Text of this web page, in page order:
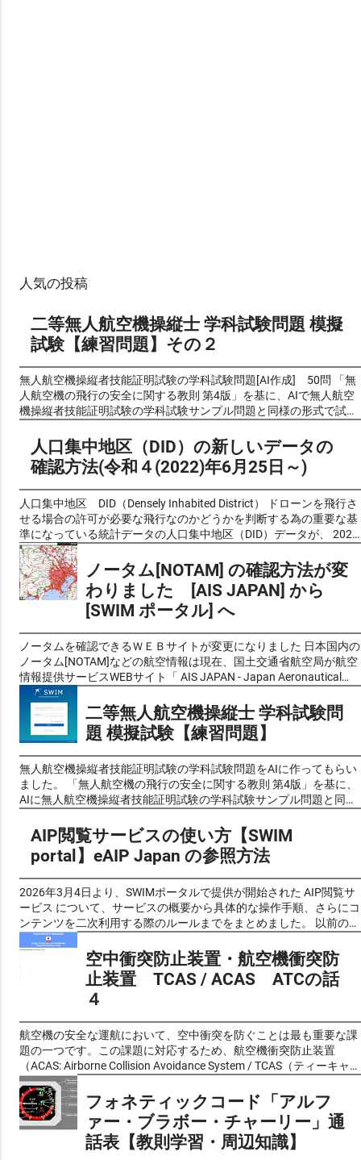
人気の投稿
二等無人航空機操縦士 学科試験問題 模擬
試験【練習問題】その２
無人航空機操縦者技能証明試験の学科試験問題[AI作成] 50問 「無
人航空機の飛行の安全に関する教則 第4版」を基に、AIで無人航空
機操縦者技能証明試験の学科試験サンプル問題と同様の形式で試験
が好評でしたので、第2弾を作成しました。 リクエストいただきま
したので、 新たに 第3弾 を公開しています。 これらの問題は過去
の出題問題や予想問題ではなく、実際の学科試験と同じく教則の内
容からAIが自動生成したものです。問題の正確性についてはAIによ
る生成後に人的チェックも加えて可能な限り確認しております が、
完全性を保証するものではありません ので、あらかじめご了承くだ
さい。（問題に不備がありましたら 問い合わせフォーム よりご一
報いただければ幸いです。） 最新の無人航空機の飛行の安全に関す
る教則 新しくできた無人航空機操縦者技能証明の制度で「一等無人
航空機操縦士」「二等無人航空機操縦士」の国家試験の学科の教科
書の基になるものです。この教則の内容や範囲から試験問題も作ら
れるています。 令和7年(2025年)2月1日に改訂された、 無人航空機
人航空機の飛行の安全に関する教則（第４版）
https://www.mlit.go.jp/koku/content/001860311.pdf ！注意！：無
人航空機操縦者 技能証明 学科試験の試験問題は2025年4月17日よ
り、第４版をもとに作成されるようになりました。 無⼈航空機操縦
士の学科試験の受験の為の学習資料としてのご利用 は下記の 最新
版「第４版」 をご覧ください。 「無人航空機の飛行の安全に関す
る教則」（第４版）令和７年(2025年)２月１日 【教則学習】 学科
機の飛行の安全に関する教則 第４版 [読み上げ]
https://youtu.be/BOb9h2-Ylgg 無人航空機の飛行の安全に関する教
則 第４版 読み上げ動画
https://www.nomanfrg.com/2025/06/instr4mov.html 無人航空機操
縦士 学科試験のサンプル問題も公開されていますので、一等、二
等無人航空機操縦士 学科試験 ...
人口集中地区（DID）の新しいデータの
確認方法(令和４(2022)年6月25日～)
人口集中地区 DID（Densely Inhabited District） ドローンを飛行さ
せる場合の許可が必要な飛行なのかどうかを判断する為の重要な基
準になっている統計データの人口集中地区（DID）データが、 2022
年6月25日から これまで利用していた平成27年版から、新しい 令和
2年版 に、変更になりました。 これまで人口集中地区でなかった場
所でも新たに人口集中地区とされている場合や、逆にこれまでDID
地区であった場所でも除外されている場所など、変更されている場
合があるので注意が必要です。 日本の国勢調査において設定される
頭文字を取って「DID」とも呼ばれています。 市区町村の区域内で
人口密度が4,000人/ km² 以上の基本単位区（平成2年（1990年）以
前は調査区）が互いに隣接して人口が5,000人以上となる地区に設
定されます。ただし、空港、港湾、工業地帯、公園など都市的傾向
の強い基本単位区は人口密度が低くても人口集中地区に含まれてい
ます。都市的地域と農村的地域の区分けや、狭義の都市としての市
街地の規模を示す指標として使用されます。 令和2年の国勢調査の
地図」、および政府統計の総合窓口が提供している、「地図で見る
統計（jSTAT MAP）」を利用して確認可能です。 情報の内容はは同
じですので使いやすいお好みの物を利用すると良いと思います。 国
土地理院 地理院地図 人口集中地区令和２年 (総務省統計局) e-Stat
政府統計の総合窓口 地図で見る統計 (jSTAT MAP) 国土地理院 地理
院地図 人口集中地区令和２年（総務省統計局） 確認方法 人口
集中地区令和２年 (総務省統計局) 国土地理院 地理院地図 人口
ノータム[NOTAM] の確認方法が変
わりました [AIS JAPAN] から
[SWIM ポータル] へ
ノータムを確認できるＷＥＢサイトが変更になりました 日本国内の
ノータム[NOTAM]などの航空情報は現在、国土交通省航空局が航空
情報提供サービスWEBサイト「 AIS JAPAN - Japan Aeronautical
Information Service Center」 https://aisjapan.mlit.go.jp/ で公開し
ています。このサービスは、 無料で利用できますが、ユーザー登録
とログインが必要となっています。 しかし、 令和7(2025)年1月10
日より 、新しい航空情報共有基盤「 SWIM （System-Wide
Information Management）」 https://top.swim.mlit.go.jp/swim/ の
運用（登録）が開始されることに伴い、現行のAIS-JAPAN（Web)は
2025年2月10日に新サービス開始 と共に完全に廃止され、新しい
SWIM（スイム）ポータルによる情報サービスへと移行します。現
SWIM（スイム）ポータルへの登録が必要 となります。このSWIM
サービスの利用について、当面の間、航空関係者（運航者、空港管
理者、官公庁等）による利用とし、一般の方の利用は想定していま
せん。と記載されています。 最新のお知らせ 「【重要なお知ら
せ】SWIMによる情報サービスの提供開始について」にてご案内し
ておりましたとおり、以下の情報サービスについて2026年4月21日
9:00（日本時間）より提供を開始いたしました。 ＜提供を開始し
た情報サービス＞ １．デジタルノータム配信サービス（標準審査期
間／2週間程度） ２．AIPデータ配信サービス（標準審査期間／2週
間程度） ３．ATIS情報配信サービス（標準審査期間／2週間程度）
４．ATIS情報リクエストサービス（Web API：標準審査期間／2週間
程度、ブラウザ：利用審査なし） ５．C-PIREP登録サービス（標準
査期間／2週間程度） ７．C-PIREP配信サービス（標準審査期間／2
週間程度） ８．気象情報配信サービス（標準審査期間／2週間程
度） ９．PKGリクエストサービス（標準審査期間／2週間程度） な
お、今回提供...
二等無人航空機操縦士 学科試験問
題 模擬試験【練習問題】
無人航空機操縦者技能証明試験の学科試験問題をAIに作ってもらい
ました。 「無人航空機の飛行の安全に関する教則 第4版」を基に、
AIに無人航空機操縦者技能証明試験の学科試験サンプル問題と同様
は過去の出題問題や予想問題ではなく、実際の学科試験と同じく教
則の内容からAIが自動生成したものです。問題の正確性については
AIによる生成後に人的チェックも加えて可能な限り確認しておりま
すが、完全性を保証するものではありませんので、あらかじめご了
承ください。（問題に不備がありましたら 問い合わせフォーム よ
りご一報いただければ幸いです。） また、複数のAIに同様の指示で
問題を作成してもらったため、それぞれのAIの特性や出題傾向の違
いも見られるかと思います。そうした個性の違いも含めて、クイズ
感覚でお楽しみいただければと思います。 これらの問題は教則の内
容理解度を確認するツールとして作成しましたが、問題の質や網羅
性を考慮すると、受験対策の一環としても十分にご活用いただける
レベルに仕上がっていると考えています。ただし、教則をしっかり
だくことをお勧めします。 好評でしたので二等無人航空機操縦者技
能証明試験の学科試験問題[AI作成]、こちらも参考にしてみてくだ
さい。 二等無人航空機操縦士 学科試験問題 模擬試験【練習問題】
その２ 無⼈航空機操縦士の学科試験は ＜実施方法＞ 全国の試験会
場のコンピュータを活用するCBT (Computer Based Testing) ＜形 式
＞ 三肢択一式（一等:70問 二等:50問） ＜試験時間＞ 一等:75分 二
等:30分 ＜試験科目＞ 無人航空機に関する規則、無人航空機のシス
テム、無人航空機の操縦者及び運航体制、運航上のリスク管理 上記
の要領で実施されます。 従って、1問当りの回答時間は、単純に試
AIP閲覧サービスの使い方【SWIM
portal】eAIP Japan の参照方法
2026年3月4日より、SWIMポータルで提供が開始された AIP閲覧サ
ービス について、サービスの概要から具体的な操作手順、さらにコ
ンテンツを二次利用する際のルールまでをまとめました。 以前の記
事「 ノータム[NOTAM] の確認方法が変わりました [AIS JAPAN] か
ら [SWIM ポータル] へ 」でSWIMポータル全体の概要をご説明しま
したが、今回はその中でもAIPに関わるサービスに絞って詳しく解
版 航空路誌：Aeronautical Information Publication）をウェブブラ
タル（ https://top.swim.mlit.go.jp/swim/ ）のアカウントを持つ者
であれば誰でも利用できます。 推奨ブラウザは Google Chrome お
よび Safari です。一般的なIPネットワーク（IPv4/IPv6）によるイ
ンターネット接続環境であれば利用可能です。
空中衝突防止装置・航空機衝突防
止装置 TCAS / ACAS ATCの話
４
航空機の安全な運航において、空中衝突を防ぐことは最も重要な課
題の一つです。この課題に対応するため、航空機衝突防止装置
（ACAS: Airborne Collision Avoidance System / TCAS（ティーキャ
ス）: Traffic Alert Collision Avoidance System）が開発されました。
このシステムは、衝突の恐れがある航空機の存在を操縦士に知ら
せ、必要に応じて回避操作を指示する重要な役割を果たしていま
す。 簡単に言えば 「ある一定の距離以内に航空機同士が近づいた
ら、お互いのパイロットに警告をしてくれる装置」 という事になり
フォネティックコード「アルフ
ァー・ブラボー・チャーリー」通
話表【教則学習・周辺知識】